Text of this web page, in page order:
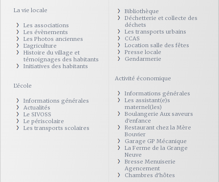
La vie locale
Les associations
Les évènements
Les Photos anciennes
L'agriculture
Histoire du village et
témoignages des habitants
Initiatives des habitants
L'école
Informations générales
Actualités
Le SIVOSS
Le périscolaire
Les transports scolaires
Bibliothèque
Déchetterie et collecte des
déchets
Les transports urbains
CCAS
Location salle des fêtes
Presse locale
Gendarmerie
Activité économique
Informations générales
Les assistant(e)s
maternel(les)
Boulangerie Aux saveurs
d'enfance
Restaurant chez la Mère
Bouvier
Garage GP Mécanique
La Ferme de la Grange
Neuve
Bresse Menuiserie
Agencement
Chambres d'hôtes